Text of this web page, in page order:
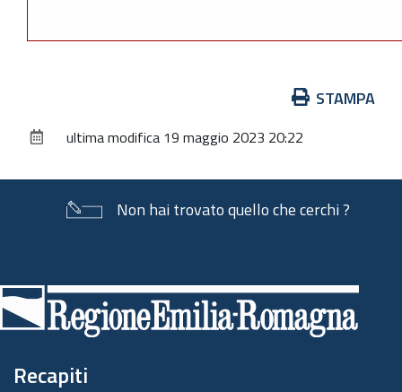
documento
STAMPA
ultima modifica 19 maggio 2023 20:22
Non hai trovato quello che cerchi ?
di
pagina
Recapiti